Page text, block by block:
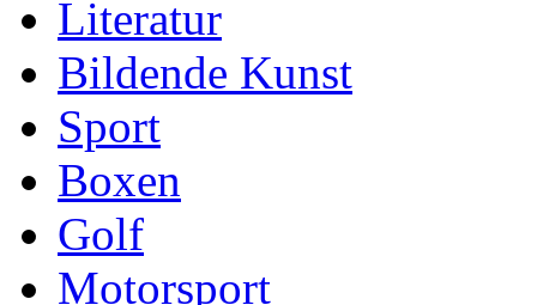
Literatur
Bildende Kunst
Sport
Boxen
Golf
Motorsport